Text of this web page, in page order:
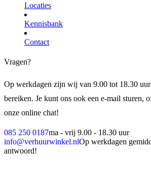
Locaties
Kennisbank
Contact
Vragen?
Op werkdagen zijn wij van 9.00 tot 18.30
bereiken. Je kunt ons ook een e-mail sturen,
onze online chat!
085 250 0187ma - vrij 9.00 - 18.30 uur
info@verhuurwinkel.nlOp werkdagen
antwoord!